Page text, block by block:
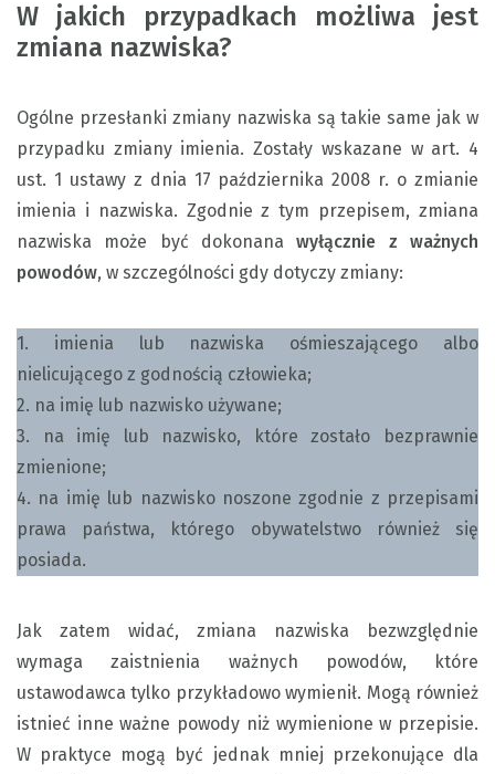
W jakich przypadkach możliwa jest
zmiana nazwiska?
Ogólne przesłanki zmiany nazwiska są takie same jak w
przypadku zmiany imienia. Zostały wskazane w art. 4
ust. 1 ustawy z dnia 17 października 2008 r. o zmianie
imienia i nazwiska. Zgodnie z tym przepisem, zmiana
nazwiska może być dokonanawyłącznie z ważnych
powodów, w szczególności gdy dotyczy zmiany:
1. imienia lub nazwiska ośmieszającego albo
nielicującego z godnością człowieka;
2. na imię lub nazwisko używane;
3. na imię lub nazwisko, które zostało bezprawnie
zmienione;
4. na imię lub nazwisko noszone zgodnie z przepisami
prawa państwa, którego obywatelstwo również się
posiada.
Jak zatem widać, zmiana nazwiska bezwzględnie
wymaga zaistnienia ważnych powodów, które
ustawodawca tylko przykładowo wymienił. Mogą również
istnieć inne ważne powody niż wymienione w przepisie.
W praktyce mogą być jednak mniej przekonujące dla